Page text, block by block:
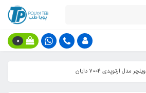
0
ویلچر مدل ارتوپدی 7004 دایان